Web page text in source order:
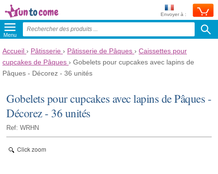
Envoyer à :
Menu
Accueil › Pâtisserie › Pâtisserie de Pâques › Caissettes pour
cupcakes de Pâques › Gobelets pour cupcakes avec lapins de
Pâques - Décorez - 36 unités
Gobelets pour cupcakes avec lapins de Pâques -
Décorez - 36 unités
Ref: WRHN
Click zoom